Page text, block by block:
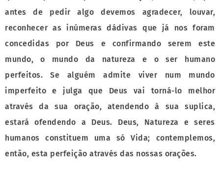
antes de pedir algo devemos agradecer, louvar,
reconhecer as inúmeras dádivas que já nos foram
concedidas por Deus e confirmando serem este
mundo, o mundo da natureza e o ser humano
perfeitos. Se alguém admite viver num mundo
imperfeito e julga que Deus vai torná-lo melhor
através da sua oração, atendendo à sua suplica,
estará ofendendo a Deus. Deus, Natureza e seres
humanos constituem uma só Vida; contemplemos,
então, esta perfeição através das nossas orações.